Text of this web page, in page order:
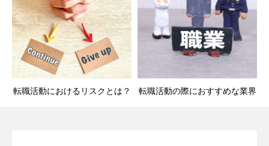
転職活動におけるリスクとは？ 転職活動の際におすすめな業界